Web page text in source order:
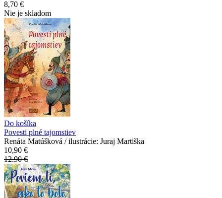
8,70 €
Nie je skladom
Do košíka
Povesti plné tajomstiev
Renáta Matúšková / ilustrácie: Juraj Martiška
10,90 €
12.90 €